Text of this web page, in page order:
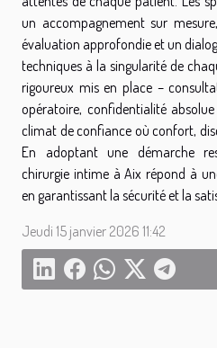
un accompagnement sur
évaluation approfondie et un
techniques à la singularité de
rigoureux mis en place –
opératoire, confidentialité
climat de confiance où confort,
En adoptant une démarche
chirurgie intime à Aix répond à
en garantissant la sécurité et la
Jeudi 15 janvier 2026 11:42